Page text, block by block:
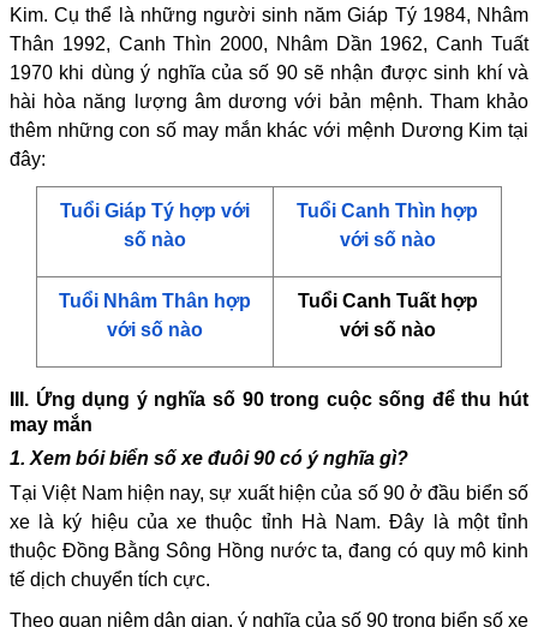
Kim. Cụ thể là những người sinh năm Giáp Tý 1984, Nhâm
Thân 1992, Canh Thìn 2000, Nhâm Dần 1962, Canh Tuất
1970 khi dùng ý nghĩa của số 90 sẽ nhận được sinh khí và
hài hòa năng lượng âm dương với bản mệnh. Tham khảo
thêm những con số may mắn khác với mệnh Dương Kim tại
đây:
Tuổi Giáp Tý hợp với
số nào
Tuổi Canh Thìn hợp
với số nào
Tuổi Nhâm Thân hợp
với số nào
Tuổi Canh Tuất hợp
với số nào
III. Ứng dụng ý nghĩa số 90 trong cuộc sống để thu hút
may mắn
1. Xem bói biển số xe đuôi 90 có ý nghĩa gì?
Tại Việt Nam hiện nay, sự xuất hiện của số 90 ở đầu biển số
xe là ký hiệu của xe thuộc tỉnh Hà Nam. Đây là một tỉnh
thuộc Đồng Bằng Sông Hồng nước ta, đang có quy mô kinh
tế dịch chuyển tích cực.
Theo quan niệm dân gian, ý nghĩa của số 90 trong biển số xe